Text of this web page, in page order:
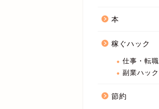
本
稼ぐハック
仕事・転職
副業ハック
節約